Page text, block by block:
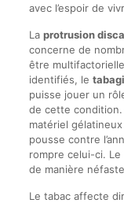
avec l’espoir de
La protrusion
concerne de
être
identifiés, le
puisse jouer un
de cette
matériel
pousse contre
rompre celui-ci.
de manière
Le tabac affecte